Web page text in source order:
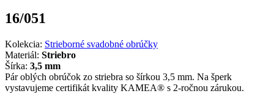
16/051
Kolekcia: Strieborné svadobné obrúčky
Materiál: Striebro
Šírka: 3,5 mm
Pár oblých obrúčok zo striebra so šírkou 3,5 mm. Na šperk
vystavujeme certifikát kvality KAMEA® s 2-ročnou zárukou.